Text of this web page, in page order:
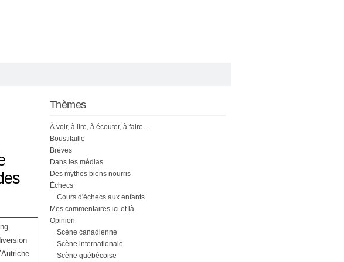
Thèmes
À voir, à lire, à écouter, à faire…
Boustifaille
Brèves
Dans les médias
Des mythes biens nourris
Échecs
Cours d'échecs aux enfants
Mes commentaires ici et là
Opinion
Scène canadienne
Scène internationale
Scène québécoise